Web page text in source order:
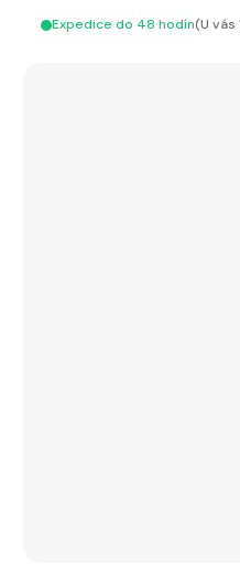
Expedice do 48 hodín(U vás